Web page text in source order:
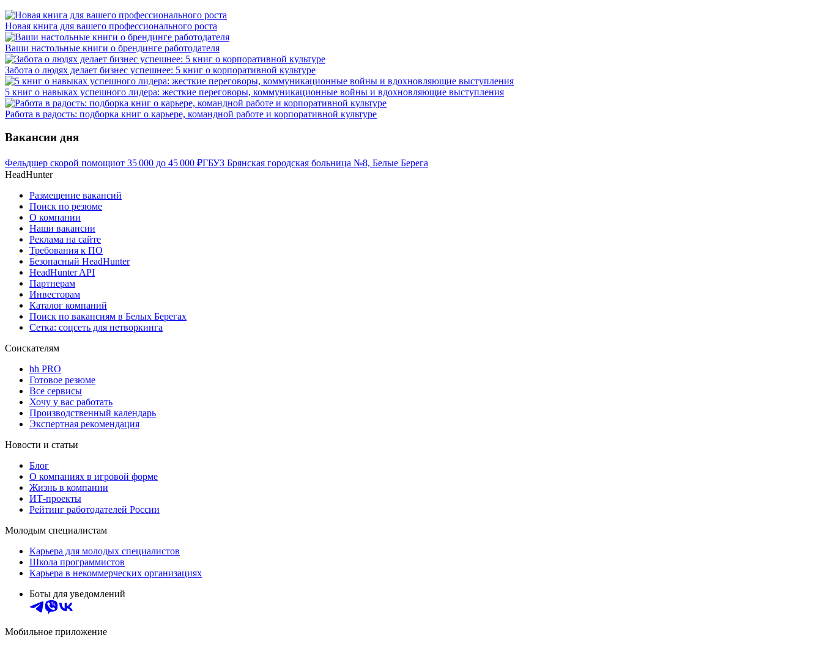
Новая книга для вашего профессионального роста
Ваши настольные книги о брендинге работодателя
Забота о людях делает бизнес успешнее: 5 книг о корпоративной культуре
5 книг о навыках успешного лидера: жесткие переговоры, коммуникационные войны и вдохновляющие выступления
Работа в радость: подборка книг о карьере, командной работе и корпоративной культуре
Вакансии дня
Фельдшер скорой помощиот 35 000 до 45 000 ₽ГБУЗ Брянская городская больница №8, Белые Берега
HeadHunter
Размещение вакансий
Поиск по резюме
О компании
Наши вакансии
Реклама на сайте
Требования к ПО
Безопасный HeadHunter
HeadHunter API
Партнерам
Инвесторам
Каталог компаний
Поиск по вакансиям в Белых Берегах
Сетка: соцсеть для нетворкинга
Соискателям
hh PRO
Готовое резюме
Все сервисы
Хочу у вас работать
Производственный календарь
Экспертная рекомендация
Новости и статьи
Блог
О компаниях в игровой форме
Жизнь в компании
ИТ-проекты
Рейтинг работодателей России
Молодым специалистам
Карьера для молодых специалистов
Школа программистов
Карьера в некоммерческих организациях
Боты для уведомлений
Мобильное приложение